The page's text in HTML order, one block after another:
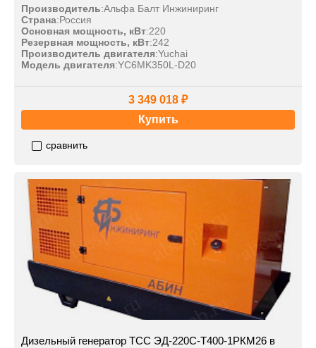
Производитель:Альфа Балт Инжиниринг
Страна:Россия
Основная мощность, кВт:220
Резервная мощность, кВт:242
Производитель двигателя:Yuchai
Модель двигателя:YC6MK350L-D20
3 349 018 ₽
Купить
сравнить
Дизельный генератор ТСС ЭД-220С-Т400-1РКМ26 в